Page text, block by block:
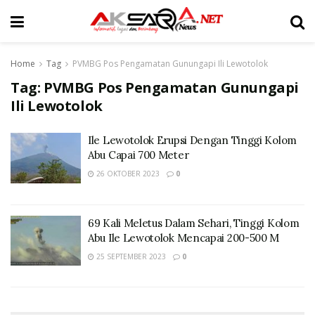
Home Tag PVMBG Pos Pengamatan Gunungapi Ili Lewotolok
Tag: PVMBG Pos Pengamatan Gunungapi
Ili Lewotolok
Ile Lewotolok Erupsi Dengan Tinggi Kolom
Abu Capai 700 Meter
26 OKTOBER 2023 0
69 Kali Meletus Dalam Sehari, Tinggi Kolom
Abu Ile Lewotolok Mencapai 200-500 M
25 SEPTEMBER 2023 0